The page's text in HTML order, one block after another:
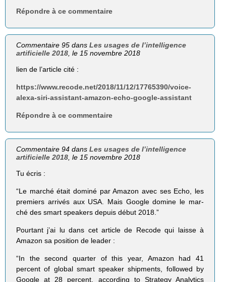
Répondre à ce commentaire
Commentaire 95 dansLes usages de l’intelligence
artificielle 2018 , le 15 novembre 2018
lien de l’article cité :
https://www.recode.net/2018/11/12/17765390/voice-
alexa-siri-assistant-amazon-echo-google-assistant
Répondre à ce commentaire
Commentaire 94 dansLes usages de l’intelligence
artificielle 2018 , le 15 novembre 2018
Tu écris :
“Le marché était dominé par Amazon avec ses Echo, les
premiers arrivés aux USA. Mais Google domine le mar-
ché des smart speakers depuis début 2018.”
Pourtant j’ai lu dans cet article de Recode qui laisse à
Amazon sa position de leader :
“In the second quarter of this year, Amazon had 41
percent of global smart speaker shipments, followed by
Google at 28 percent, according to Strategy Analytics